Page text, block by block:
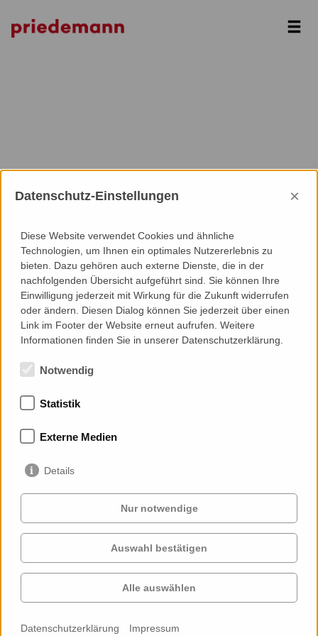
Mitgliedschaften
Services
Cases
Auftraggeber
Projekte
Profil
Kontakt
Datenschutz-Einstellungen ×
Diese Website verwendet Cookies und ähnliche
Technologien, um Ihnen ein optimales Nutzererlebnis zu
bieten. Dazu gehören auch externe Dienste, die in der
nachfolgenden Übersicht aufgeführt sind. Sie können Ihre
Einwilligung jederzeit mit Wirkung für die Zukunft widerrufen
oder ändern. Diesen Dialog können Sie jederzeit über einen
Link im Footer der Website erneut aufrufen. Weitere
Informationen finden Sie in unserer Datenschutzerklärung.
Notwendig
Statistik
Externe Medien
Details
Nur notwendige
Auswahl bestätigen
Alle auswählen
Datenschutzerklärung Impressum